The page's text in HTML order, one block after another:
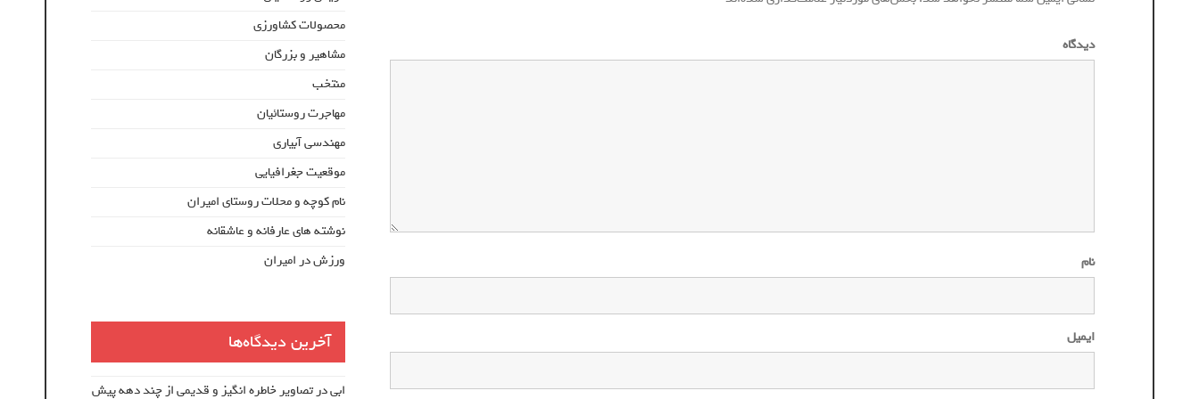
دیدگاه
نام
ایمیل
محصولات کشاورزی
مشاهیر و بزرگان
منتخب
مهاجرت روستائیان
مهندسی آبیاری
موقعیت جغرافیایی
نام کوچه و محلات روستای امیران
نوشته های عارفانه و عاشقانه
ورزش در امیران
آخرین دیدگاه‌ها
ابیدرتصاویر خاطره انگیز و قدیمی از چند دهه پیش